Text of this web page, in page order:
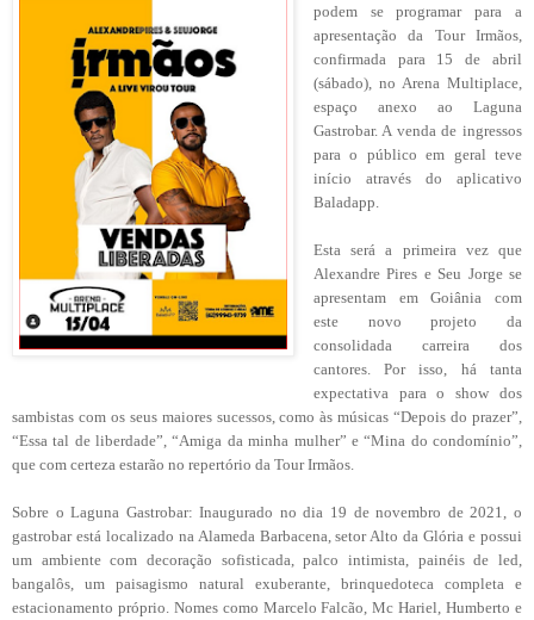
podem se programar para a
apresentação da Tour Irmãos,
confirmada para 15 de abril
(sábado), no Arena Multiplace,
espaço anexo ao Laguna
Gastrobar. A venda de ingressos
para o público em geral teve
início através do aplicativo
Baladapp.
Esta será a primeira vez que
Alexandre Pires e Seu Jorge se
apresentam em Goiânia com
este novo projeto da
consolidada carreira dos
cantores. Por isso, há tanta
expectativa para o show dos
sambistas com os seus maiores sucessos, como às músicas “Depois do prazer”,
“Essa tal de liberdade”, “Amiga da minha mulher” e “Mina do condomínio”,
que com certeza estarão no repertório da Tour Irmãos.
Sobre o Laguna Gastrobar: Inaugurado no dia 19 de novembro de 2021, o
gastrobar está localizado na Alameda Barbacena, setor Alto da Glória e possui
um ambiente com decoração sofisticada, palco intimista, painéis de led,
bangalôs, um paisagismo natural exuberante, brinquedoteca completa e
estacionamento próprio. Nomes como Marcelo Falcão, Mc Hariel, Humberto e